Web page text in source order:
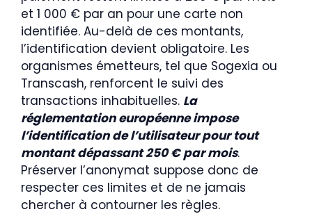
et 1 000 € par an pour une carte non
identifiée. Au-delà de ces montants,
l’identification devient obligatoire. Les
organismes émetteurs, tel que Sogexia ou
Transcash, renforcent le suivi des
transactions inhabituelles. La
réglementation européenne impose
l’identification de l’utilisateur pour tout
montant dépassant 250 € par mois.
Préserver l’anonymat suppose donc de
respecter ces limites et de ne jamais
chercher à contourner les règles.